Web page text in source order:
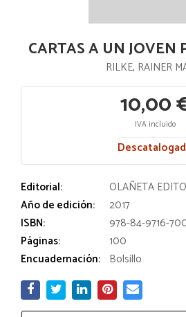
CARTAS A UN JOVEN
RILKE, RAINER
10,00
IVA incluido
Editorial:
OLAÑETA
Año de edición:
2017
ISBN:
978-84-9716-
Páginas:
100
Encuadernación: Bolsillo